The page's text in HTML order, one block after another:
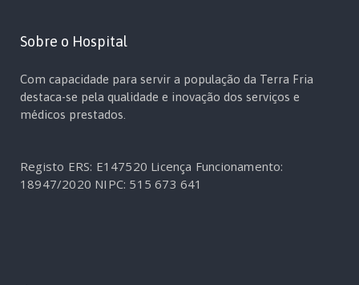
Sobre o Hospital
Com capacidade para servir a população da Terra Fria
destaca-se pela qualidade e inovação dos serviços e
médicos prestados.
Registo ERS: E147520 Licença Funcionamento:
18947/2020 NIPC: 515 673 641